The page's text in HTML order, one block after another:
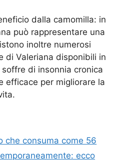
dalla camomilla: in
può rappresentare una
inoltre numerosi
di Valeriana disponibili in
di insonnia cronica
efficace per migliorare la
che consuma come 56
ecco